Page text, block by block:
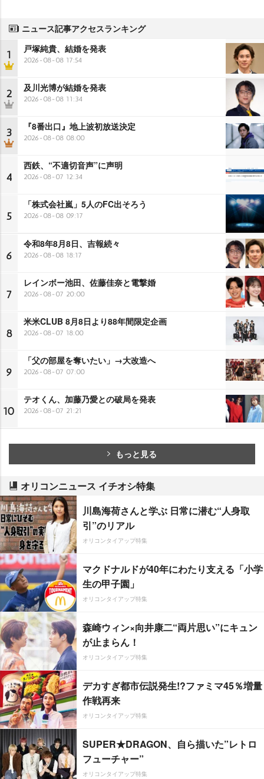
ニュース記事アクセスランキング
1 戸塚純貴、結婚を発表
2026-08-08 17:54
2 及川光博が結婚を発表
2026-08-08 11:34
3 『8番出口』地上波初放送決定
2026-08-08 08:00
4
西鉄、“不適切音声”に声明
2026-08-07 12:34
5
「株式会社嵐」5人のFC出そろう
2026-08-08 09:17
6
令和8年8月8日、吉報続々
2026-08-08 18:17
7
レインボー池田、佐藤佳奈と電撃婚
2026-08-07 20:00
8
米米CLUB 8月8日より88年間限定企画
2026-08-07 18:00
9
「父の部屋を奪いたい」→大改造へ
2026-08-07 07:00
10
テオくん、加藤乃愛との破局を発表
2026-08-07 21:21
もっと見る
オリコンニュース イチオシ特集
川島海荷さんと学ぶ 日常に潜む“人身取
引”のリアル
オリコンタイアップ特集
マクドナルドが40年にわたり支える「小学
生の甲子園」
オリコンタイアップ特集
森崎ウィン×向井康二“両片思い”にキュン
が止まらん！
オリコンタイアップ特集
デカすぎ都市伝説発生!?ファミマ45％増量
作戦再来
オリコンタイアップ特集
SUPER★DRAGON、自ら描いた”レトロ
フューチャー”
オリコンタイアップ特集